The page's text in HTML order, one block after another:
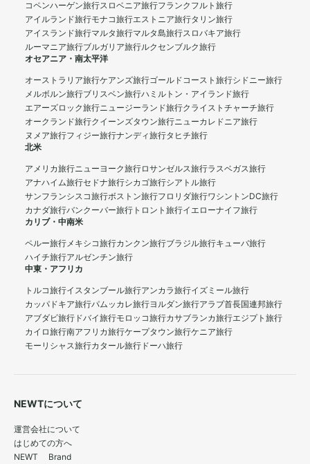
コペンハーゲン旅行スロベニア旅行フランクフルト旅行
アイルランド旅行モナコ旅行エストニア旅行タリン旅行
アイスランド旅行マルタ旅行マルタ島旅行スロバキア旅行
ルーマニア旅行ブルガリア旅行ルクセンブルク旅行
オセアニア・南太平洋
オーストラリア旅行ケアンズ旅行ゴールドコースト旅行シドニー旅行
メルボルン旅行ブリスベン旅行ハミルトン・アイランド旅行
エアーズロック旅行ニュージーランド旅行クライストチャーチ旅行
オークランド旅行クイーンズタウン旅行ニューカレドニア旅行
ヌメア旅行フィジー旅行ナンディ旅行タヒチ旅行
北米
アメリカ旅行ニューヨーク旅行ロサンゼルス旅行ラスベガス旅行
アナハイム旅行セドナ旅行シカゴ旅行シアトル旅行
サンフランシスコ旅行ボストン旅行フロリダ旅行ワシントンDC旅行
カナダ旅行バンクーバー旅行 トロント旅行イエローナイフ旅行
カリブ・中南米
ペルー旅行メキシコ旅行カンクン旅行ブラジル旅行キューバ旅行
ハイチ旅行アルゼンチン旅行
中東・アフリカ
トルコ旅行イスタンブール旅行アンカラ旅行イズミール旅行
カッパドキア旅行パムッカレ旅行ヨルダン旅行アラブ首長国連邦旅行
アブダビ旅行 ドバイ旅行モロッコ旅行カサブランカ旅行エジプト旅行
カイロ旅行南アフリカ旅行ケープタウン旅行ケニア旅行
モーリシャス旅行カタール旅行 ドーハ旅行
NEWTについて
運営会社について
はじめての方へ
NEWT Brand